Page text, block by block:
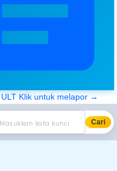
Klik untuk melapor →
Cari